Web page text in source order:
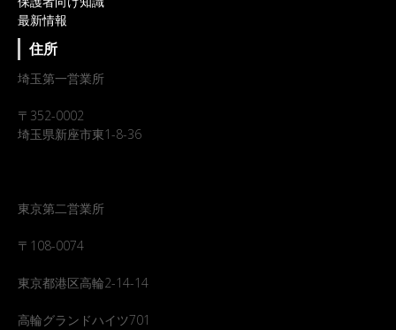
最新情報
住所
埼玉第一営業所
〒352-0002
埼玉県新座市東1-8-36
東京第二営業所
〒108-0074
東京都港区高輪2-14-14
高輪グランドハイツ701